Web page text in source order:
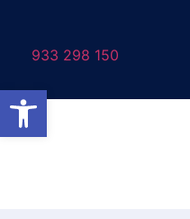
933 298 150
Abrir barra de herramientas